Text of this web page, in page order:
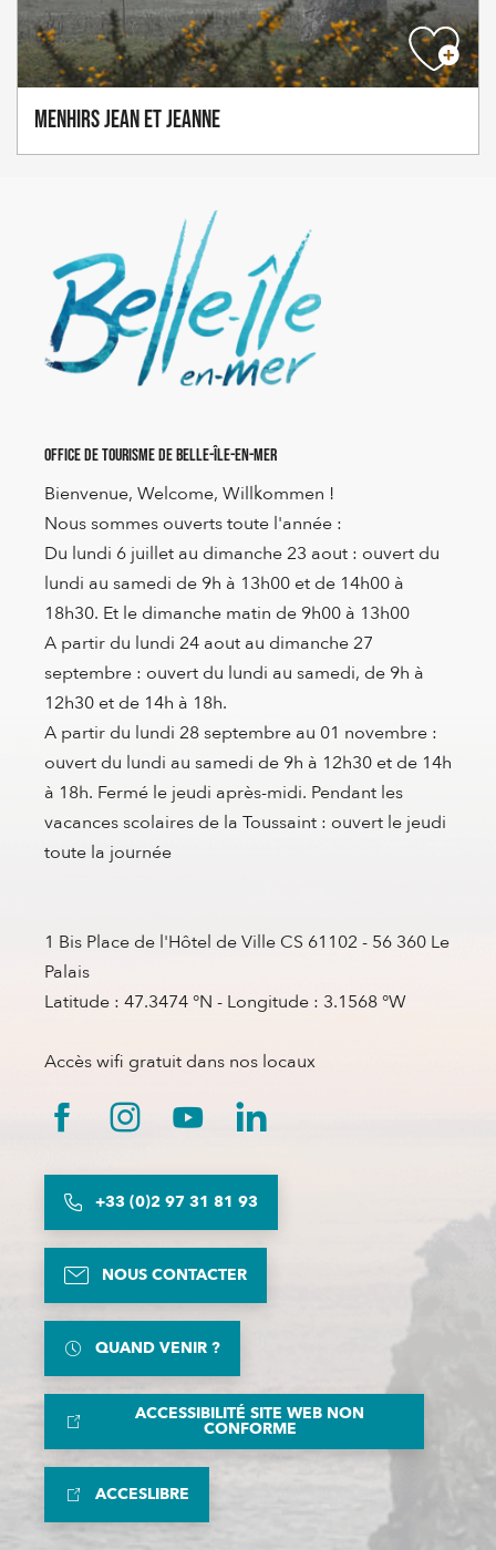
Menhirs Jean et Jeanne
Office de Tourisme de Belle-Île-en-Mer
Bienvenue, Welcome, Willkommen !
Nous sommes ouverts toute l'année :
Du lundi 6 juillet au dimanche 23 aout : ouvert du
lundi au samedi de 9h à 13h00 et de 14h00 à
18h30. Et le dimanche matin de 9h00 à 13h00
A partir du lundi 24 aout au dimanche 27
septembre : ouvert du lundi au samedi, de 9h à
12h30 et de 14h à 18h.
A partir du lundi 28 septembre au 01 novembre :
ouvert du lundi au samedi de 9h à 12h30 et de 14h
à 18h. Fermé le jeudi après-midi. Pendant les
vacances scolaires de la Toussaint : ouvert le jeudi
toute la journée
1 Bis Place de l'Hôtel de Ville CS 61102 - 56 360 Le
Palais
Latitude : 47.3474 °N - Longitude : 3.1568 °W
Accès wifi gratuit dans nos locaux
+33 (0)2 97 31 81 93
NOUS CONTACTER
QUAND VENIR ?
ACCESSIBILITÉ SITE WEB NON
CONFORME
ACCESLIBRE